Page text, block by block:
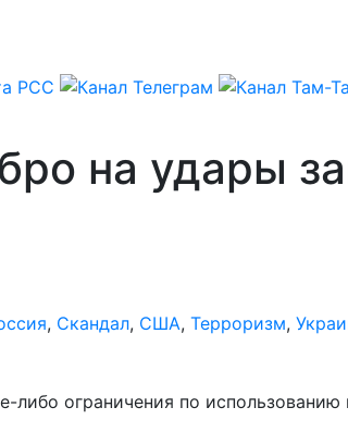
на удары
, Скандал, США, Терроризм,
либо ограничения по